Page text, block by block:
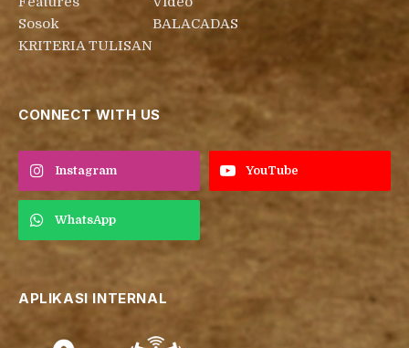
Sosok
KRITERIA TULISAN
BALACADAS
CONNECT WITH US
Instagram YouTube
WhatsApp
APLIKASI INTERNAL